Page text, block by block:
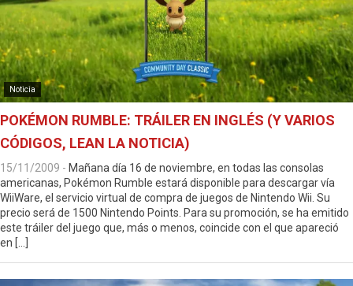
Noticia
POKÉMON RUMBLE: TRÁILER EN INGLÉS (Y VARIOS
CÓDIGOS, LEAN LA NOTICIA)
15/11/2009 - Mañana día 16 de noviembre, en todas las consolas
americanas, Pokémon Rumble estará disponible para descargar vía
WiiWare, el servicio virtual de compra de juegos de Nintendo Wii. Su
precio será de 1500 Nintendo Points. Para su promoción, se ha emitido
este tráiler del juego que, más o menos, coincide con el que apareció
en […]